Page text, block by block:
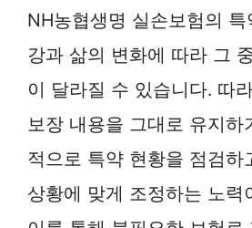
NH농협생명 실손보험의 특
강과 삶의 변화에 따라 그
이 달라질 수 있습니다. 따
보장 내용을 그대로 유지하
적으로 특약 현황을 점검하
상황에 맞게 조정하는 노력